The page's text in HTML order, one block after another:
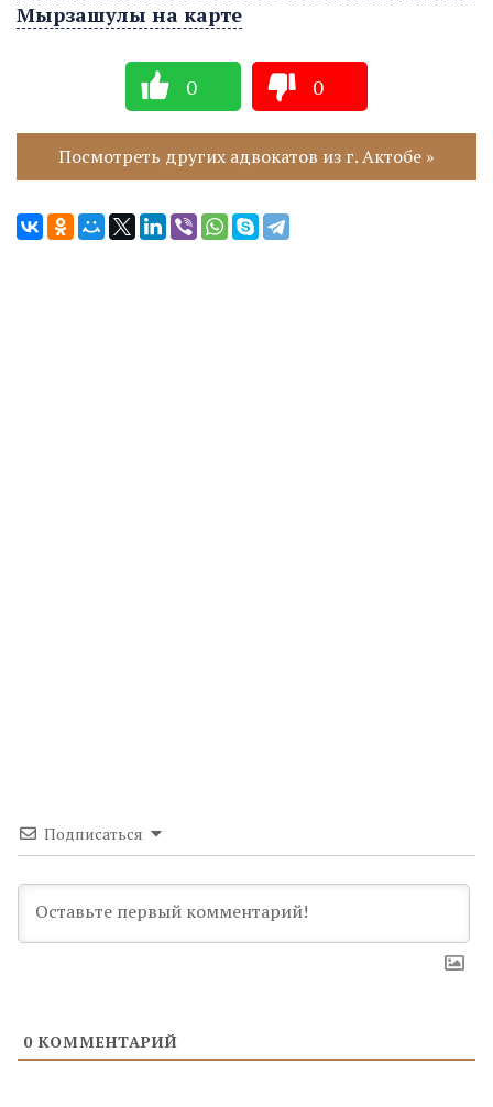
Мырзашулы на карте
0 0
Посмотреть других адвокатов из г. Актобе »
Подписаться
0 КОММЕНТАРИЙ